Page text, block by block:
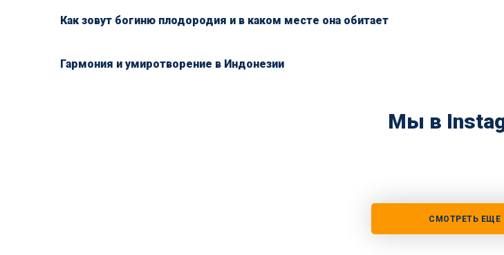
Как зовут богиню плодородия и в каком месте она обитает
Гармония и умиротворение в Индонезии
Мы в
СМОТРЕТЬ ЕЩЕ